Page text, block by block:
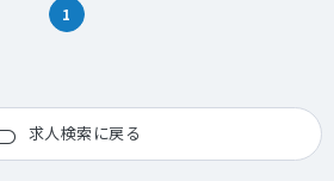
1
求人検索に戻る